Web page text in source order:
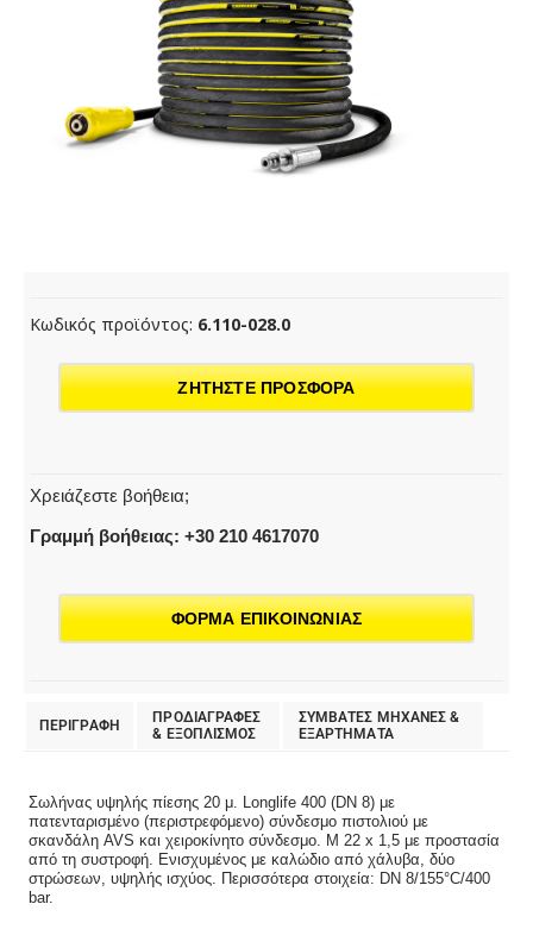
Κωδικός προϊόντος: 6.110-028.0
ΖΗΤΗΣΤΕ ΠΡΟΣΦΟΡΑ
Χρειάζεστε βοήθεια;
Γραμμή βοήθειας: +30 210 4617070
ΦΟΡΜΑ ΕΠΙΚΟΙΝΩΝΙΑΣ
ΠΕΡΙΓΡΑΦΗ
ΠΡΟΔΙΑΓΡΑΦΕΣ
& EΞΟΠΛΙΣΜΟΣ
ΣΥΜΒΑΤΕΣ ΜΗΧΑΝΕΣ &
ΕΞΑΡΤΗΜΑΤΑ
Σωλήνας υψηλής πίεσης 20 μ. Longlife 400 (DN 8) με
πατενταρισμένο (περιστρεφόμενο) σύνδεσμο πιστολιού με
σκανδάλη AVS και χειροκίνητο σύνδεσμο. M 22 x 1,5 με προστασία
από τη συστροφή. Ενισχυμένος με καλώδιο από χάλυβα, δύο
στρώσεων, υψηλής ισχύος. Περισσότερα στοιχεία: DN 8/155°C/400
bar.